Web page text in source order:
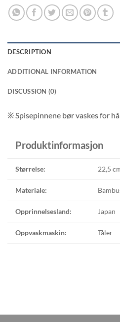
DESCRIPTION
ADDITIONAL INFORMATION
DISCUSSION (0)
※Spisepinnene bør vaskes for
Produktinformasjon
Størrelse: 22,5
Materiale:
Opprinnelsesland: Japan
Oppvaskmaskin: Tåler